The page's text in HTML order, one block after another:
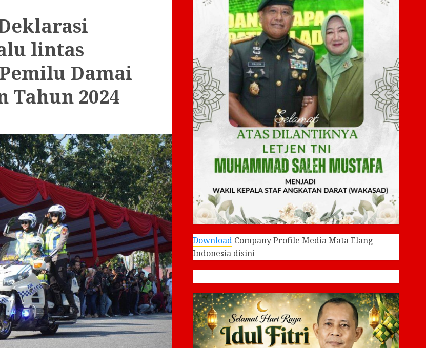
lintas
Damai
Tahun 2024
DownloadCompany Profile Media Mata Elang
Indonesia disini